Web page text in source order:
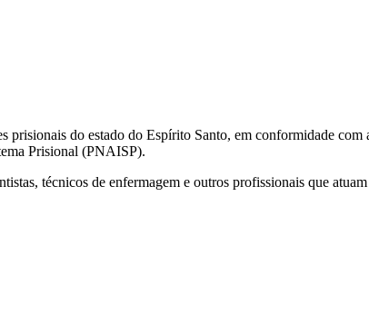
prisionais do estado do Espírito Santo, em conformidade
Prisional (PNAISP).
técnicos de enfermagem e outros profissionais que